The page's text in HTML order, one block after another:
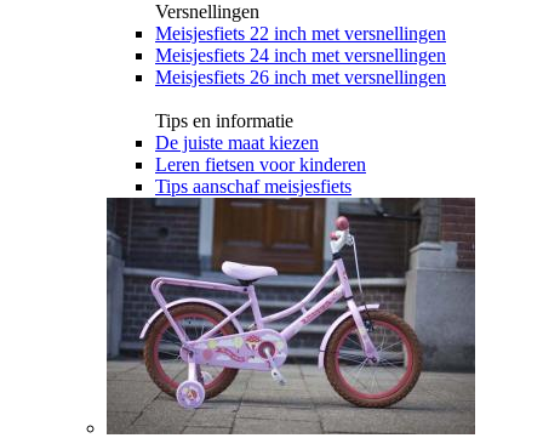
Versnellingen
Meisjesfiets 22 inch met versnellingen
Meisjesfiets 24 inch met versnellingen
Meisjesfiets 26 inch met versnellingen
Tips en informatie
De juiste maat kiezen
Leren fietsen voor kinderen
Tips aanschaf meisjesfiets